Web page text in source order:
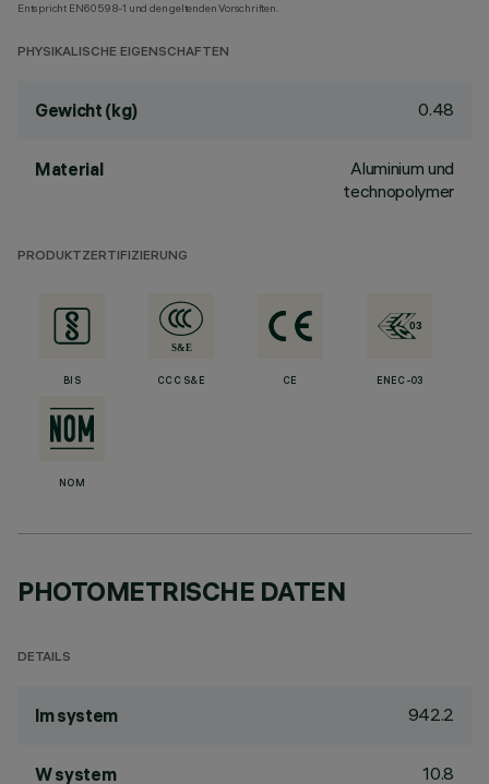
Entspricht EN60598-1 und den geltenden Vorschriften.
PHYSIKALISCHE EIGENSCHAFTEN
Gewicht (kg) 0.48
Material
Aluminium und
technopolymer
PRODUKTZERTIFIZIERUNG
BIS CCC S&E CE ENEC-03
NOM
PHOTOMETRISCHE DATEN
DETAILS
lm system 942.2
W system 10.8